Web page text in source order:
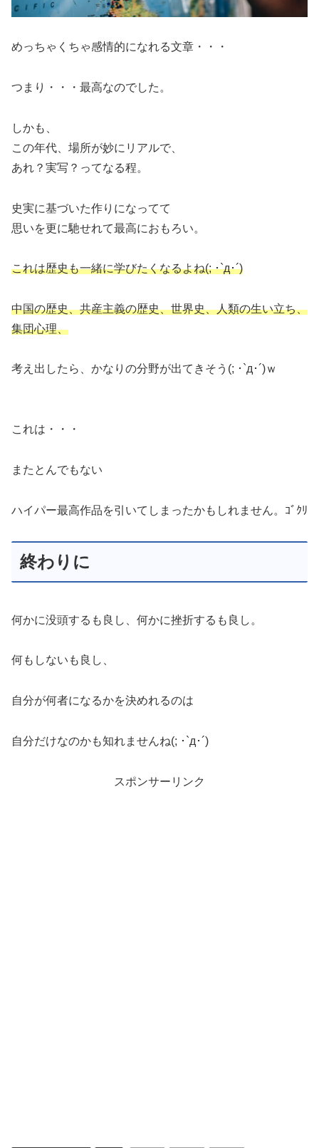
めっちゃくちゃ感情的になれる文章・・・
つまり・・・最高なのでした。
しかも、
この年代、場所が妙にリアルで、
あれ？実写？ってなる程。
史実に基づいた作りになってて
思いを更に馳せれて最高におもろい。
これは歴史も一緒に学びたくなるよね(; ･`д･´)
中国の歴史、共産主義の歴史、世界史、人類の生い立ち、
集団心理、
考え出したら、かなりの分野が出てきそう(; ･`д･´)ｗ
これは・・・
またとんでもない
ハイパー最高作品を引いてしまったかもしれません。ｺﾞｸﾘ
終わりに
何かに没頭するも良し、何かに挫折するも良し。
何もしないも良し、
自分が何者になるかを決めれるのは
自分だけなのかも知れませんね(; ･`д･´)
スポンサーリンク